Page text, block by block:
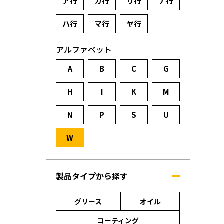
ハ行 マ行 ヤ行
アルファベット
A B C G
H I K M
N P S U
W
製品タイプから探す
グリース
オイル
コーティング